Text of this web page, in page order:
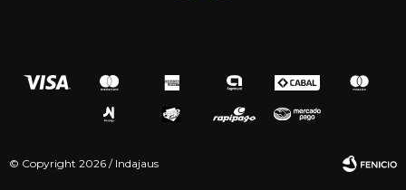
© Copyright 2026 / Indajaus